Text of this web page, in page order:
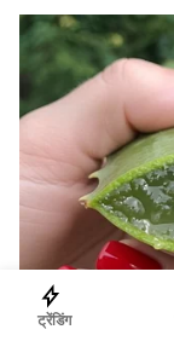
ट्रेंडिंग